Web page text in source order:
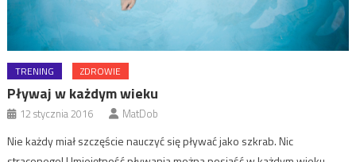
TRENING ZDROWIE
Pływaj w każdym wieku
12 stycznia 2016 MatDob
Nie każdy miał szczęście nauczyć się pływać jako szkrab. Nic